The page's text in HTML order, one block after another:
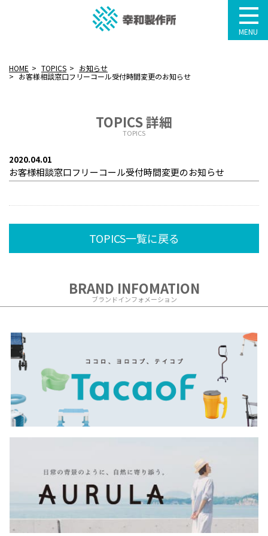
MENU
HOME TOPICS
お知らせ
お客様相談窓口フリーコール受付時間変更のお知らせ
TOPICS 詳細
TOPICS
2020.04.01
お客様相談窓口フリーコール受付時間変更のお知らせ
TOPICS一覧に戻る
BRAND INFOMATION
ブランドインフォメーション